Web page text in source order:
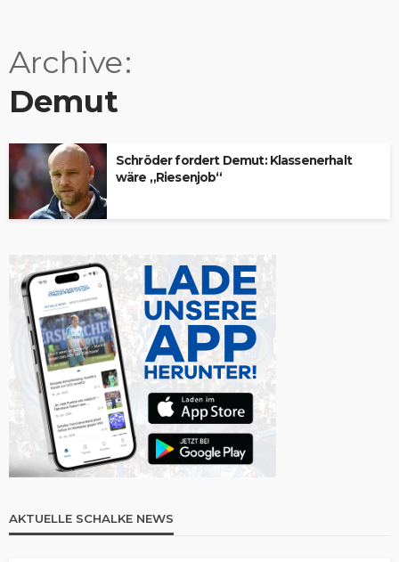
Archive
Demut
Schröder fordert Demut: Klassenerhalt
wäre „Riesenjob“
AKTUELLE SCHALKE NEWS